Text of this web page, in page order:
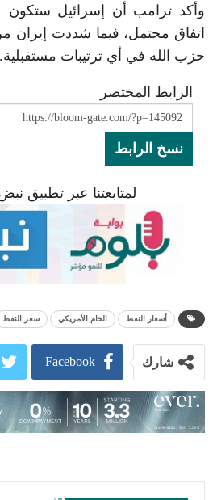
وأكد ترامب أن إسرائيل
اتفاق محتمل، فيما شددت إيران
حزب الله في أي ترتيبات مستقبلية.
الرابط المختصر
نسخ الرابط
لمتابعتنا عبر تطبيق
أسعار النفط الخام الأمريكي سعر النفط
شارك Facebook